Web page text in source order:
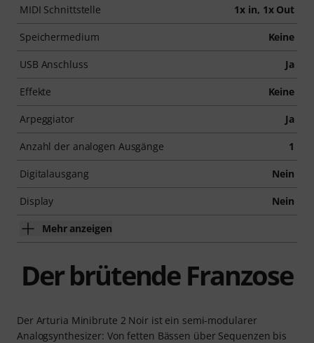
MIDI Schnittstelle 1x in, 1x Out
Speichermedium Keine
USB Anschluss Ja
Effekte Keine
Arpeggiator Ja
Anzahl der analogen Ausgänge 1
Digitalausgang Nein
Display Nein
Mehr anzeigen
Der brütende Franzose
Der Arturia Minibrute 2 Noir ist ein semi-modularer
Analogsynthesizer: Von fetten Bässen über Sequenzen bis